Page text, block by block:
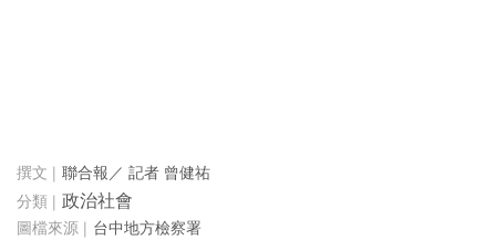
聯合報／ 記者 曾健祐
政治社會
台中地方檢察署